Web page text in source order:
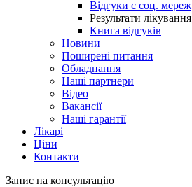
Відгуки с соц. мереж
Результати лікування
Книга відгуків
Новини
Поширені питання
Обладнання
Наші партнери
Відео
Вакансії
Наші гарантії
Лікарі
Ціни
Контакти
Запис на консультацію